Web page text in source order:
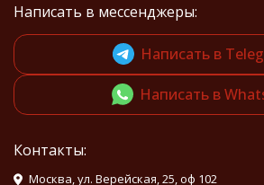
Написать в мессенджеры:
Написать в
Написать в
Контакты:
Москва, ул. Верейская, 25, оф 102